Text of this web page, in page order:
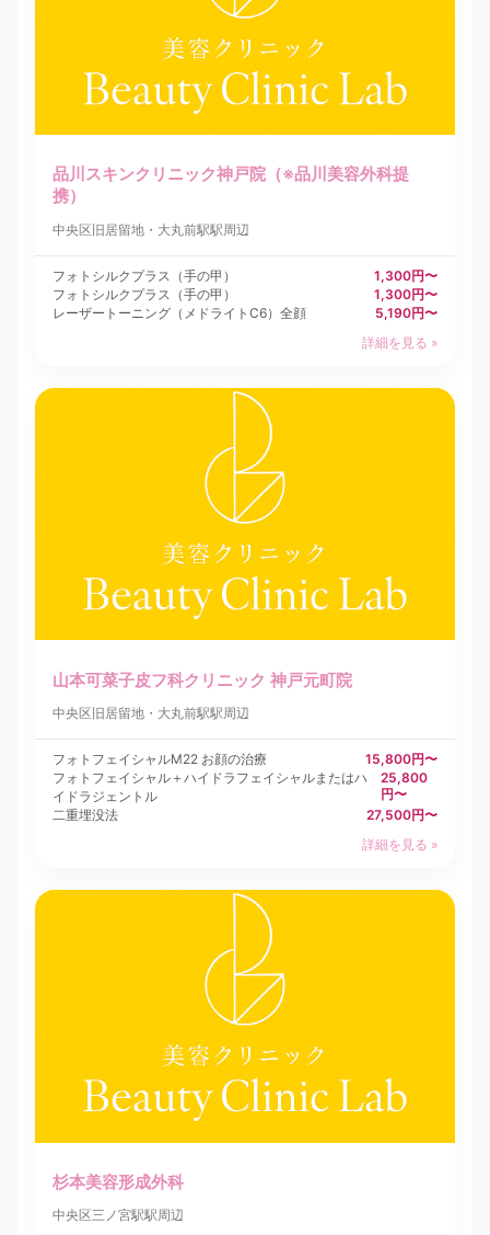
品川スキンクリニック神戸院（※品川美容外科提
携）
中央区 旧居留地・大丸前駅駅周辺
フォトシルクプラス（手の甲）
1,300円〜
フォトシルクプラス（手の甲）
1,300円〜
レーザートーニング（メドライトC6）全顔
5,190円〜
詳細を見る »
山本可菜子皮フ科クリニック 神戸元町院
中央区 旧居留地・大丸前駅駅周辺
フォトフェイシャルM22 お顔の治療
15,800円〜
フォトフェイシャル＋ハイドラフェイシャルまたはハ
イドラジェントル
25,800
円〜
二重埋没法
27,500円〜
詳細を見る »
杉本美容形成外科
中央区三ノ宮駅駅周辺